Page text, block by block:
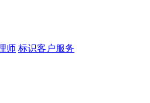
师 标识客户服务